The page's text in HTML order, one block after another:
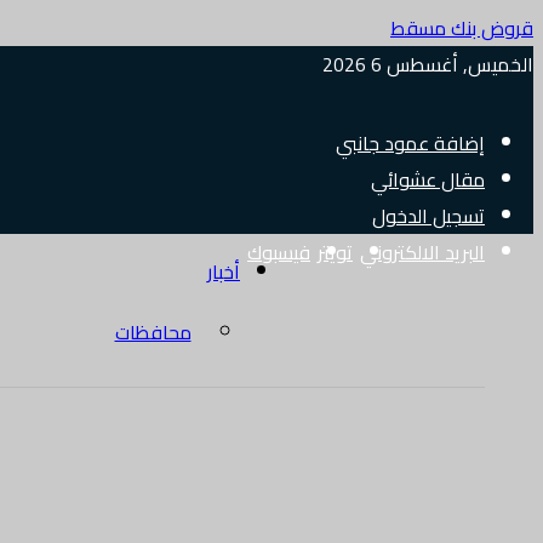
قروض بنك مسقط
الخميس, أغسطس 6 2026
إضافة عمود جانبي
مقال عشوائي
تسجيل الدخول
البريد الالكتروني تويتر فيسبوك
أخبار
محافظات